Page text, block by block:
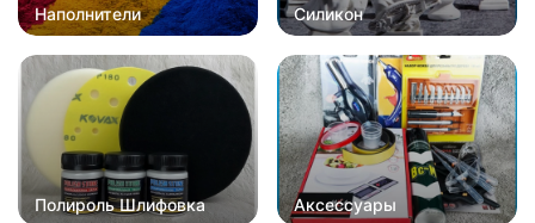
Наполнители Силикон
Полироль Шлифовка Аксессуары